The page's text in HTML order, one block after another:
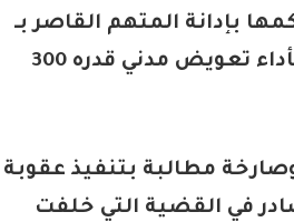
بإدانة المتهم القاصر بـ
15 سنة سجنا نافذا، مع تحميله الصائر، وإلزام ولي أمره بأداء تعويض مدني قدره 300
مطالبة بتنفيذ عقوبة
في القضية التي خلفت